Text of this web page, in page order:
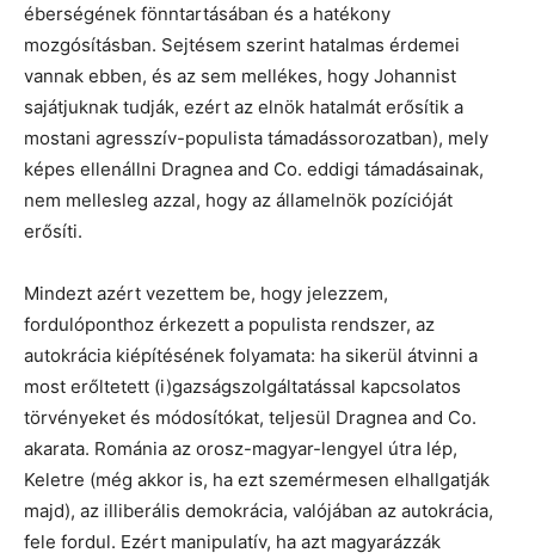
éberségének fönntartásában és a hatékony
mozgósításban. Sejtésem szerint hatalmas érdemei
vannak ebben, és az sem mellékes, hogy Johannist
sajátjuknak tudják, ezért az elnök hatalmát erősítik a
mostani agresszív-populista támadássorozatban), mely
képes ellenállni Dragnea and Co. eddigi támadásainak,
nem mellesleg azzal, hogy az államelnök pozícióját
erősíti.
Mindezt azért vezettem be, hogy jelezzem,
fordulóponthoz érkezett a populista rendszer, az
autokrácia kiépítésének folyamata: ha sikerül átvinni a
most erőltetett (i)gazságszolgáltatással kapcsolatos
törvényeket és módosítókat, teljesül Dragnea and Co.
akarata. Románia az orosz-magyar-lengyel útra lép,
Keletre (még akkor is, ha ezt szemérmesen elhallgatják
majd), az illiberális demokrácia, valójában az autokrácia,
fele fordul. Ezért manipulatív, ha azt magyarázzák